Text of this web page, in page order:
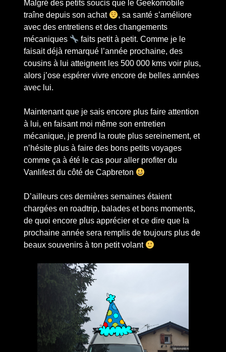
Malgré des petits soucis que le Geekomobile
traîne depuis son achat
, sa santé s’améliore
avec des entretiens et des changements
mécaniques
faits petit à petit. Comme je le
faisait déjà remarqué l’année prochaine, des
cousins à lui atteignent les 500 000 kms voir plus,
alors j’ose espérer vivre encore de belles années
avec lui.
Maintenant que je sais encore plus faire attention
à lui, en faisant moi même son entretien
mécanique, je prend la route plus sereinement, et
n’hésite plus à faire des bons petits voyages
comme ça à été le cas pour aller profiter du
Vanlifest du côté de Capbreton
D’ailleurs ces dernières semaines étaient
chargées en roadtrip, balades et bons moments,
de quoi encore plus apprécier et ce dire que la
prochaine année sera remplis de toujours plus de
beaux souvenirs à ton petit volant